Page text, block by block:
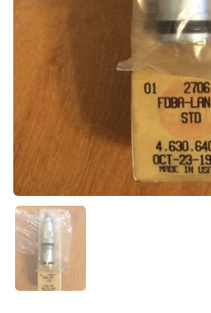
Folie 1 anzeigen